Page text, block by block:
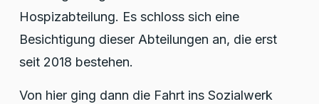
Hospizabteilung. Es schloss sich eine
Besichtigung dieser Abteilungen an, die erst
seit 2018 bestehen.
Von hier ging dann die Fahrt ins Sozialwerk